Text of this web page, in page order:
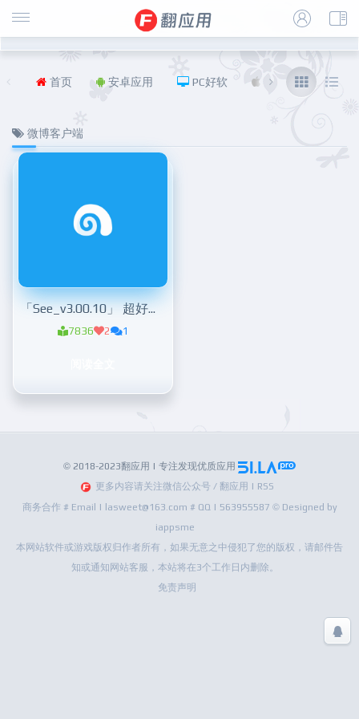
首页 安卓应用 PC好软 iOS 福利
微博客户端
「See_v3.00.10」 超好用的第三方微博客户端
7836 2 1
© 2018-2023翻应用 | 专注发现优质应用
更多内容请关注微信公众号 / 翻应用 | RSS
商务合作 # Email | lasweet@163.com # QQ | 563955587 © Designed by
iappsme
本网站软件或游戏版权归作者所有，如果无意之中侵犯了您的版权，请邮件告
知或通知网站客服，本站将在3个工作日内删除。
免责声明